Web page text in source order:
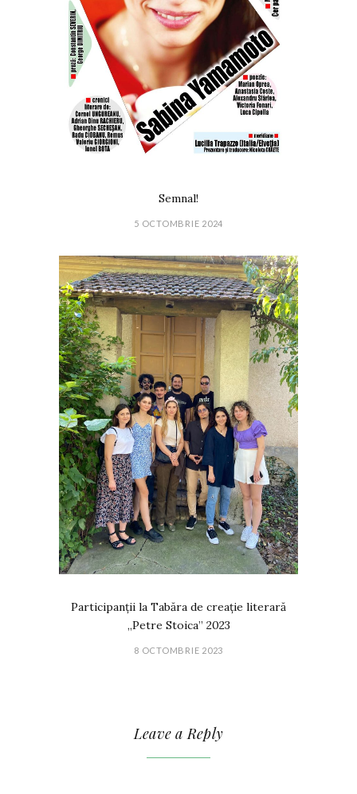
Semnal!
5 OCTOMBRIE 2024
Participanții la Tabăra de creație literară
„Petre Stoica” 2023
8 OCTOMBRIE 2023
Leave a Reply